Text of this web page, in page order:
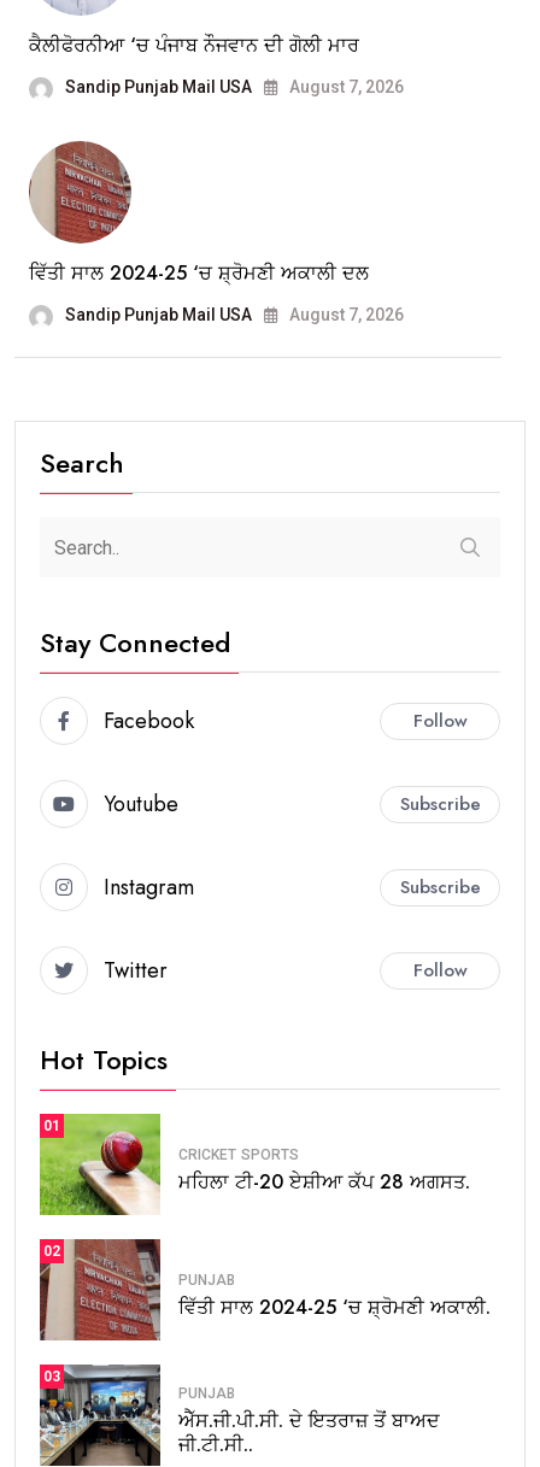
ਕੈਲੀਫੋਰਨੀਆ ‘ਚ ਪੰਜਾਬ ਨੌਜਵਾਨ ਦੀ ਗੋਲੀ ਮਾਰ
Sandip Punjab Mail USA August 7, 2026
ਵਿੱਤੀ ਸਾਲ 2024-25 ‘ਚ ਸ਼੍ਰੋਮਣੀ ਅਕਾਲੀ ਦਲ
Sandip Punjab Mail USA August 7, 2026
Search
Stay Connected
Facebook Follow
Youtube Subscribe
Instagram Subscribe
Twitter Follow
Hot Topics
01
CRICKET SPORTS
ਮਹਿਲਾ ਟੀ-20 ਏਸ਼ੀਆ ਕੱਪ 28 ਅਗਸਤ.
02
PUNJAB
ਵਿੱਤੀ ਸਾਲ 2024-25 ‘ਚ ਸ਼੍ਰੋਮਣੀ ਅਕਾਲੀ.
03
PUNJAB
ਐੱਸ.ਜੀ.ਪੀ.ਸੀ. ਦੇ ਇਤਰਾਜ਼ ਤੋਂ ਬਾਅਦ
ਜੀ.ਟੀ.ਸੀ..